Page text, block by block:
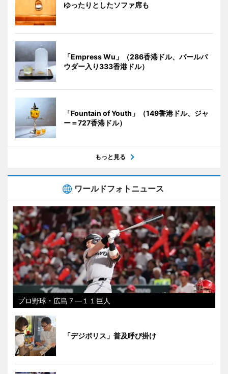
ゆったりとしたソファ席も
「Empress Wu」（286香港ドル、パールパ
ウダー入り333香港ドル）
「Fountain of Youth」（149香港ドル、ジャ
ー＝727香港ドル）
もっと見る
ワールドフォトニュース
プロ野球・広島７―１１巨人
「デジポリス」普及呼び掛け